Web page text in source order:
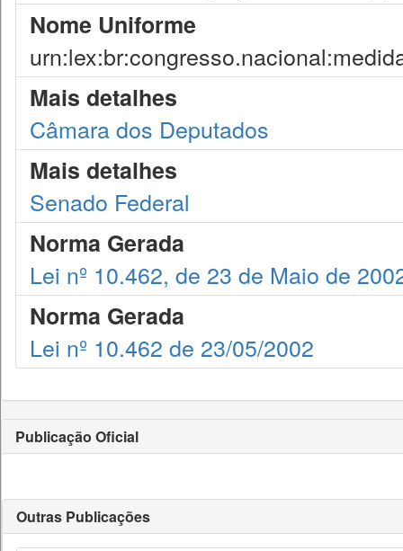
Nome Uniforme
Mais detalhes
Câmara dos Deputados
Mais detalhes
Senado Federal
Norma Gerada
Lei nº 10.462, de 23 de Maio de
Norma Gerada
Lei nº 10.462 de 23/05/2002
Publicação Oficial
Outras Publicações